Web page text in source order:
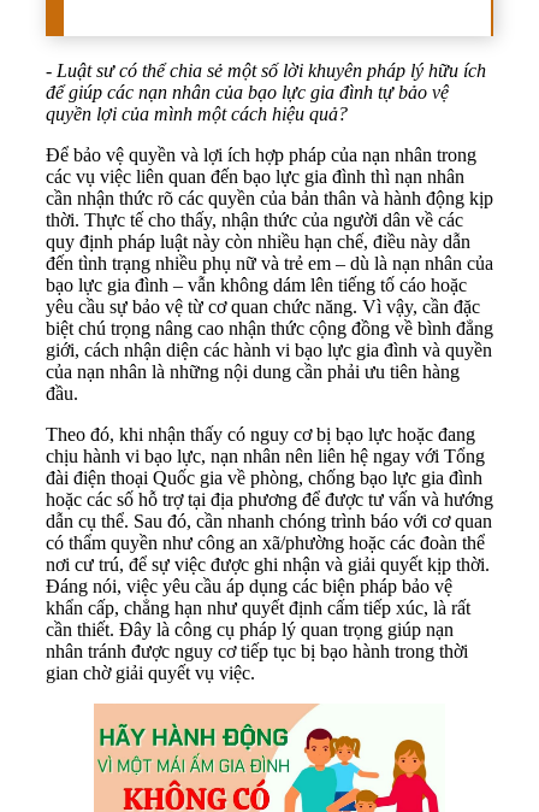
- Luật sư có thể chia sẻ một số lời khuyên pháp lý hữu ích
để giúp các nạn nhân của bạo lực gia đình tự bảo vệ
quyền lợi của mình một cách hiệu quả?
Để bảo vệ quyền và lợi ích hợp pháp của nạn nhân trong
các vụ việc liên quan đến bạo lực gia đình thì nạn nhân
cần nhận thức rõ các quyền của bản thân và hành động kịp
thời. Thực tế cho thấy, nhận thức của người dân về các
quy định pháp luật này còn nhiều hạn chế, điều này dẫn
đến tình trạng nhiều phụ nữ và trẻ em – dù là nạn nhân của
bạo lực gia đình – vẫn không dám lên tiếng tố cáo hoặc
yêu cầu sự bảo vệ từ cơ quan chức năng. Vì vậy, cần đặc
biệt chú trọng nâng cao nhận thức cộng đồng về bình đẳng
giới, cách nhận diện các hành vi bạo lực gia đình và quyền
của nạn nhân là những nội dung cần phải ưu tiên hàng
đầu.
Theo đó, khi nhận thấy có nguy cơ bị bạo lực hoặc đang
chịu hành vi bạo lực, nạn nhân nên liên hệ ngay với Tổng
đài điện thoại Quốc gia về phòng, chống bạo lực gia đình
hoặc các số hỗ trợ tại địa phương để được tư vấn và hướng
dẫn cụ thể. Sau đó, cần nhanh chóng trình báo với cơ quan
có thẩm quyền như công an xã/phường hoặc các đoàn thể
nơi cư trú, để sự việc được ghi nhận và giải quyết kịp thời.
Đáng nói, việc yêu cầu áp dụng các biện pháp bảo vệ
khẩn cấp, chẳng hạn như quyết định cấm tiếp xúc, là rất
cần thiết. Đây là công cụ pháp lý quan trọng giúp nạn
nhân tránh được nguy cơ tiếp tục bị bạo hành trong thời
gian chờ giải quyết vụ việc.